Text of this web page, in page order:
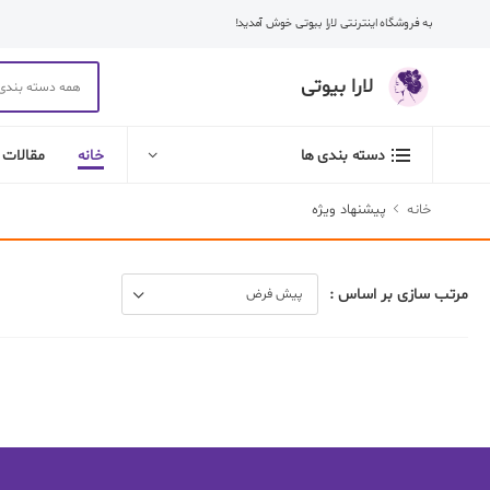
به فروشگاه اینترنتی لارا بیوتی خوش آمدید!
لارا بیوتی
دسته بندی ها خانه مقالات
خانه پیشنهاد ویژه
مرتب سازی بر اساس :